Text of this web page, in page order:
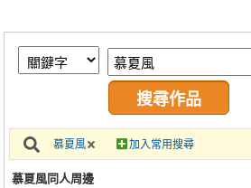
繪圖藝廊
交流中心
攤位轉讓區
會員功能選單
慕夏風 加入常用搜尋
慕夏風同人周邊